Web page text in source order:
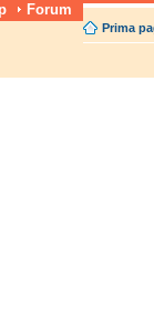
Forum
Prima